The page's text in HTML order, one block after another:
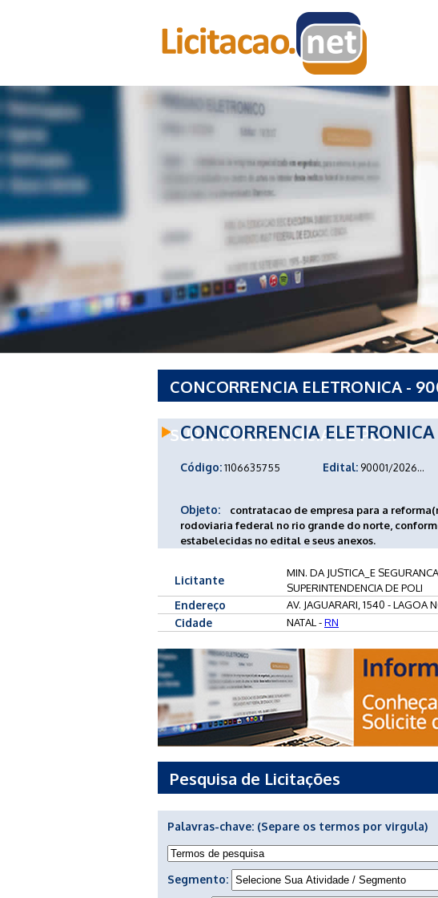
CONCORRENCIA ELETRONICA -
SUPERINTENDENCIA DE POLI
CONCORRENCIA ELETRONICA
Código:1106635755 Edital: 90001/2026...
Objeto:
contratacao de empresa para a
rodoviaria federal no rio grande do norte,
estabelecidas no edital e seus anexos.
Licitante
MIN. DA JUSTICA_E
SUPERINTENDENCIA DE POLI
Endereço AV. JAGUARARI, 1540 - LAGOA
Cidade NATAL -RN
Pesquisa de Licitações
Palavras-chave: (Separe os termos por virgula)
Segmento: